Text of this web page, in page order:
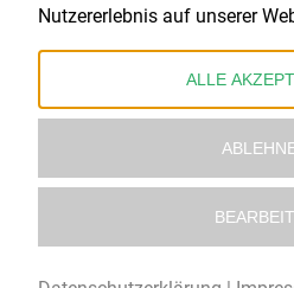
Gefördert durch:
Nutzererlebnis auf unserer
ALLE